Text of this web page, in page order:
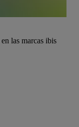
en las marcas ibis